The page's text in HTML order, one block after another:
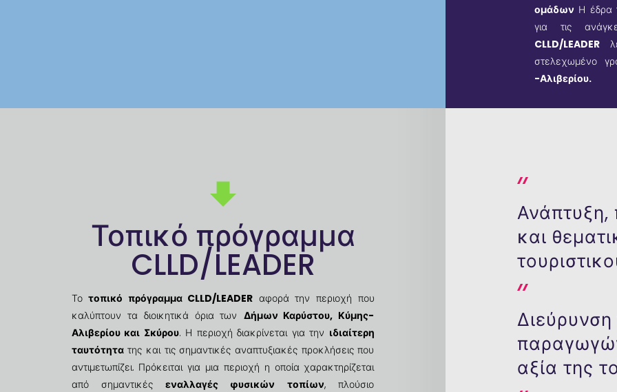
ομάδων Η έδρα
για τις
CLLD/LEADER
στελεχωμένο
-Αλιβερίου.
Τοπικό πρόγραμμα
CLLD/LEADER
Τοτοπικό πρόγραμμα CLLD/LEADER αφορά την περιοχή που
καλύπτουν τα διοικητικά όρια των Δήμων Καρύστου, Κύμης-
Αλιβερίου και Σκύρου. Η περιοχή διακρίνεται για την ιδιαίτερη
ταυτότητατης και τις σημαντικές αναπτυξιακές προκλήσεις που
αντιμετωπίζει. Πρόκειται για μια περιοχή η οποία χαρακτηρίζεται
από σημαντικές εναλλαγές φυσικών τοπίων, πλούσιο
Ανάπτυξη,
και
αξία της